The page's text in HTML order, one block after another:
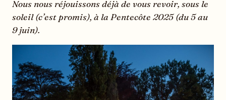
Nous nous réjouissons déjà de vous revoir, sous le
soleil (c’est promis), à la Pentecôte 2025 (du 5 au
9 juin).